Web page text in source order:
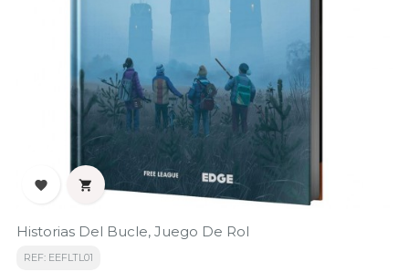
 
Historias Del Bucle, Juego De Rol
REF: EEFLTL01